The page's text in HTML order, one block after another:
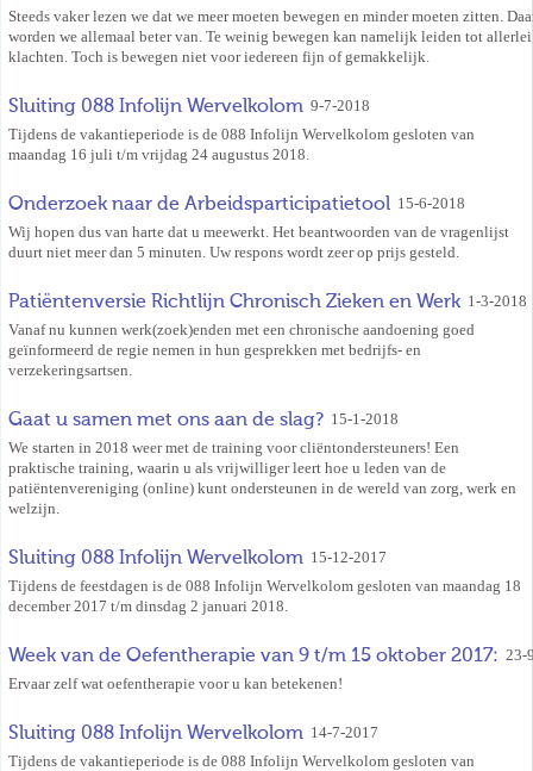
Steeds vaker lezen we dat we meer moeten bewegen en minder moeten zitten.
worden we allemaal beter van. Te weinig bewegen kan namelijk leiden tot allerlei
klachten. Toch is bewegen niet voor iedereen fijn of gemakkelijk.
Sluiting 088 Infolijn Wervelkolom 9-7-2018
Tijdens de vakantieperiode is de 088 Infolijn Wervelkolom gesloten van
maandag 16 juli t/m vrijdag 24 augustus 2018.
Onderzoek naar de Arbeidsparticipatietool 15-6-2018
Wij hopen dus van harte dat u meewerkt. Het beantwoorden van de vragenlijst
duurt niet meer dan 5 minuten. Uw respons wordt zeer op prijs gesteld.
Patiëntenversie Richtlijn Chronisch Zieken en Werk 1-3-2018
Vanaf nu kunnen werk(zoek)enden met een chronische aandoening goed
geïnformeerd de regie nemen in hun gesprekken met bedrijfs- en
verzekeringsartsen.
Gaat u samen met ons aan de slag? 15-1-2018
We starten in 2018 weer met de training voor cliëntondersteuners! Een
praktische training, waarin u als vrijwilliger leert hoe u leden van de
patiëntenvereniging (online) kunt ondersteunen in de wereld van zorg, werk en
welzijn.
Sluiting 088 Infolijn Wervelkolom 15-12-2017
Tijdens de feestdagen is de 088 Infolijn Wervelkolom gesloten van maandag 18
december 2017 t/m dinsdag 2 januari 2018.
Week van de Oefentherapie van 9 t/m 15 oktober 2017: 23-
Ervaar zelf wat oefentherapie voor u kan betekenen!
Sluiting 088 Infolijn Wervelkolom 14-7-2017
Tijdens de vakantieperiode is de 088 Infolijn Wervelkolom gesloten van